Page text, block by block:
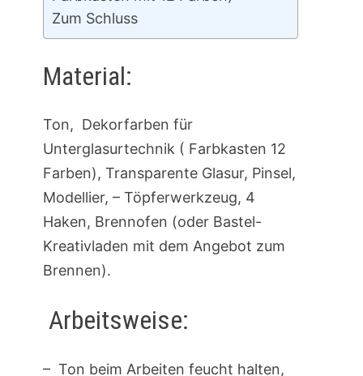
Zum Schluss
Material:
Ton, Dekorfarben für
Unterglasurtechnik ( Farbkasten 12
Farben), Transparente Glasur, Pinsel,
Modellier, – Töpferwerkzeug, 4
Haken, Brennofen (oder Bastel-
Kreativladen mit dem Angebot zum
Brennen).
Arbeitsweise:
– Ton beim Arbeiten feucht halten,